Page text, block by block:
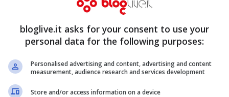
Ott 19, 2020
FOTO
bloglive.it asks for your consent to use your
personal data for the following purposes:
Personalised advertising and content, advertising and content
measurement, audience research and services development
Store and/or access information on a device